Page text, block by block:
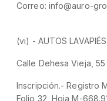
Correo: info@auro-
(vi) - AUTOS
Calle Dehesa Vieja,
Inscripción.- Registro
Folio 32, Hoja M-